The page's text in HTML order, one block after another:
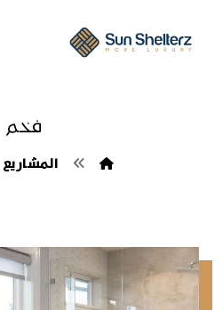
فخم
المشاريع